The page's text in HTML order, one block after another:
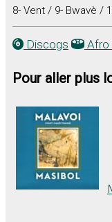
8- Vent / 9- Bwavè /
Discogs Afro
Pour aller plus